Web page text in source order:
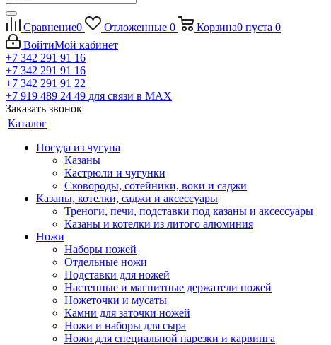
Сравнение0 Отложенные 0 Корзина0 пуста 0
ВойтиМой кабинет
+7 342 291 91 16
+7 342 291 91 16
+7 342 291 91 22
+7 919 489 24 49 для связи в МАХ
Заказать звонок
Каталог
Посуда из чугуна
Казаны
Кастрюли и чугунки
Сковороды, сотейники, воки и саджи
Казаны, котелки, саджи и аксессуары
Треноги, печи, подставки под казаны и аксессуары
Казаны и котелки из литого алюминия
Ножи
Наборы ножей
Отдельные ножи
Подставки для ножей
Настенные и магнитные держатели ножей
Ножеточки и мусаты
Камни для заточки ножей
Ножи и наборы для сыра
Ножи для специальной нарезки и карвинга